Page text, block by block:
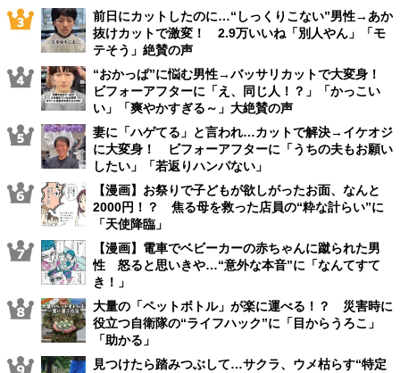
前日にカットしたのに…“しっくりこない”男性→あか
抜けカットで激変！ 2.9万いいね「別人やん」「モ
テそう」絶賛の声
“おかっぱ”に悩む男性→バッサリカットで大変身！
ビフォーアフターに「え、同じ人！？」「かっこい
い」「爽やかすぎる～」大絶賛の声
妻に「ハゲてる」と言われ…カットで解決→イケオジ
に大変身！ ビフォーアフターに「うちの夫もお願い
したい」「若返りハンパない」
【漫画】お祭りで子どもが欲しがったお面、なんと
2000円！？ 焦る母を救った店員の“粋な計らい”に
「天使降臨」
【漫画】電車でベビーカーの赤ちゃんに蹴られた男
性 怒ると思いきや…“意外な本音”に「なんてすて
き！」
大量の「ペットボトル」が楽に運べる！？ 災害時に
役立つ自衛隊の“ライフハック”に「目からうろこ」
「助かる」
見つけたら踏みつぶして…サクラ、ウメ枯らす“特定